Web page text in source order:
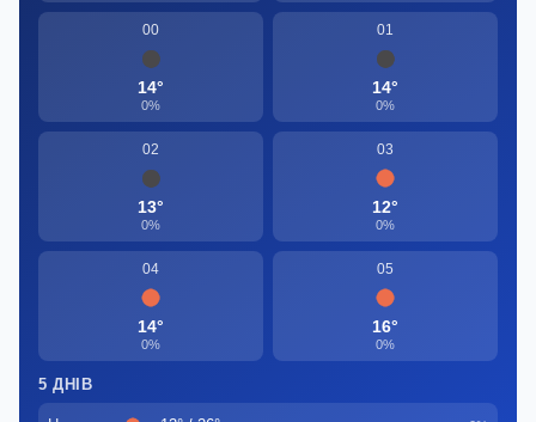
00
14°
0%
01
14°
0%
02
13°
0%
03
12°
0%
04
14°
0%
05
16°
0%
5 ДНІВ